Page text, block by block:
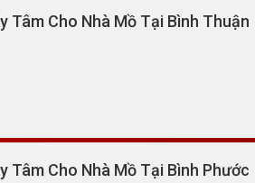
Tâm Cho Nhà Mồ Tại Bình Thuận
Tâm Cho Nhà Mồ Tại Bình Phước